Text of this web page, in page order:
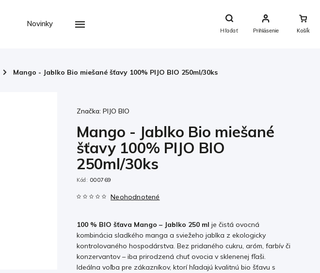
Hľadať
Nákupný
Košík
Prihlásenie
Novinky
/ Mango - Jablko Bio miešané šťavy 100% PIJO BIO 250ml/30ks
Mango - Jablko Bio miešané
šťavy 100% PIJO BIO
250ml/30ks
Kód: 000769
Neohodnotené
100 % BIO šťava Mango – Jablko 250 ml je čistá ovocná
kombinácia sladkého manga a sviežeho jablka z ekologicky
kontrolovaného hospodárstva. Bez pridaného cukru, aróm, farbív či
konzervantov – iba prirodzená chuť ovocia v sklenenej fľaši.
Ideálna voľba pre zákazníkov, ktorí hľadajú kvalitnú bio šťavu s
Značka:PIJO BIO